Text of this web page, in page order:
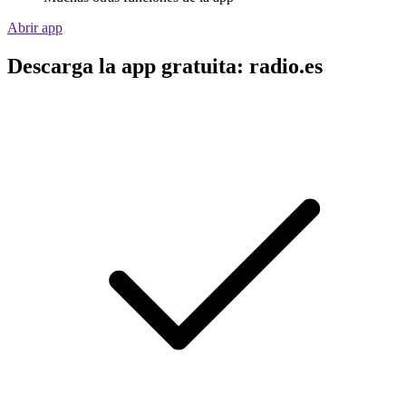
Abrir app
Descarga la app gratuita: radio.es